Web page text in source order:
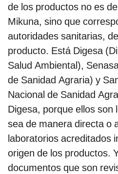
de los productos no es
Mikuna, sino que
autoridades sanitarias,
producto. Está Digesa
Salud Ambiental),
de Sanidad Agraria) y
Nacional de Sanidad
Digesa, porque ellos son
sea de manera directa o
laboratorios acreditados
origen de los productos.
documentos que son